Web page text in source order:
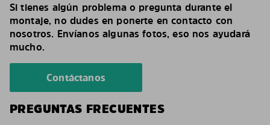
Si tienes algún problema o pregunta durante el
montaje, no dudes en ponerte en contacto con
nosotros. Envíanos algunas fotos, eso nos ayudará
mucho.
Contáctanos
PREGUNTAS FRECUENTES